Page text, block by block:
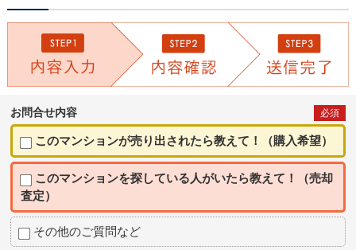
お問合せ内容 必須
このマンションが売り出されたら教えて！（購入希望）
このマンションを探している人がいたら教えて！（売却
査定）
その他のご質問など